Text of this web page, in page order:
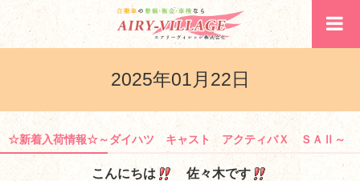
2025年01月22日
☆新着入荷情報☆～ダイハツ キャスト アクティバＸ ＳＡⅡ～
こんにちは 佐々木です